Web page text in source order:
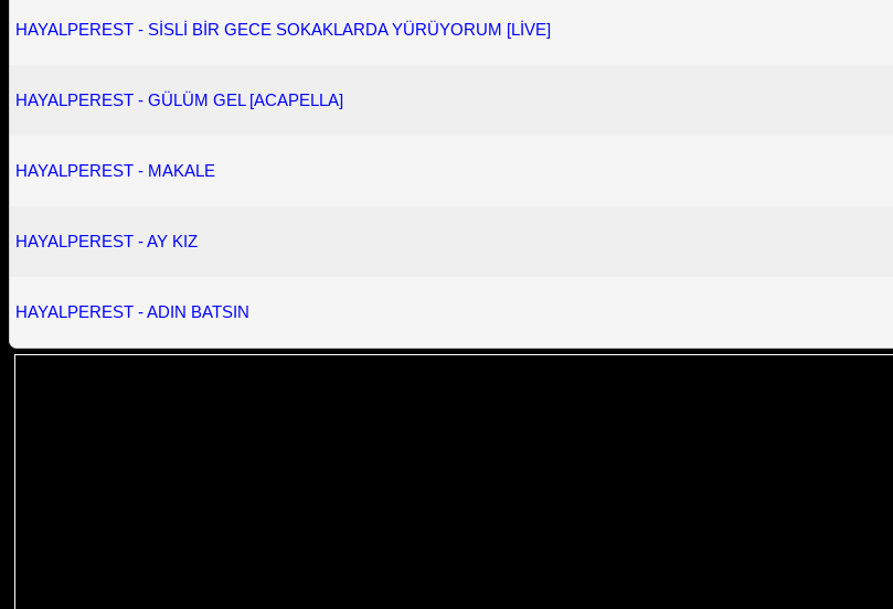
HAYALPEREST - SİSLİ BİR GECE SOKAKLARDA YÜRÜYORUM [LİVE]
HAYALPEREST - GÜLÜM GEL [ACAPELLA]
HAYALPEREST - MAKALE
HAYALPEREST - AY KIZ
HAYALPEREST - ADIN BATSIN